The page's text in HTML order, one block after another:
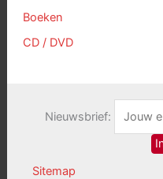
Boeken
CD / DVD
Nieuwsbrief:
Sitemap